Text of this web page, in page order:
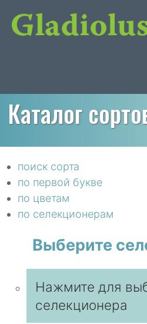
Каталог
поиск сорта
по первой букве
по цветам
по селекционерам
Выберите
Нажмите для
селекционера